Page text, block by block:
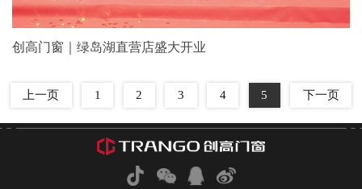
创高门窗｜绿岛湖直营店盛大开业
上一页 1 2 3 4 5 下一页